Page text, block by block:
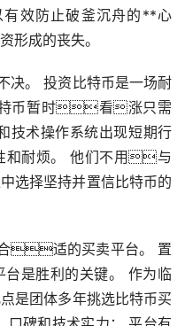
效防止破釜沉舟的**心
形成的丧失。
决。 投资比特币是一场耐
特币暂时看涨只需
技术操作系统出现短期行
和耐烦。 他们不用与
择坚持并置信比特币的
适的买卖平台。 置
是胜利的关键。 作为临
是团体多年挑选比特币买